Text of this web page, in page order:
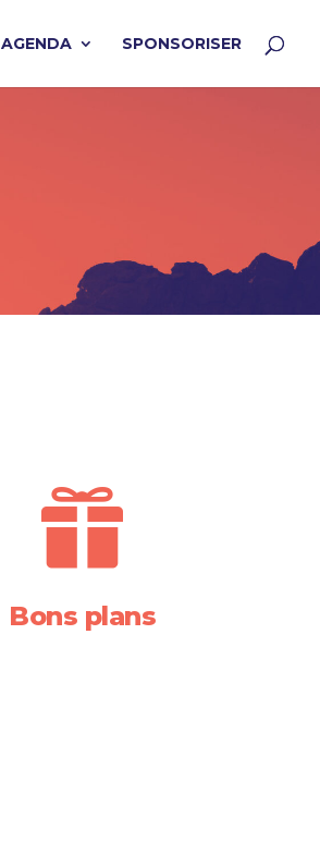
AGENDA SPONSORISER

Bons plans